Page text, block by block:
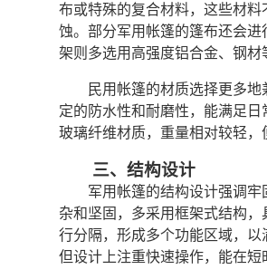
布或特殊的复合材料，这些材
蚀。部分军用帐篷的篷布还会
架则多选用高强度铝合金、钢
民用帐篷的材质选择更多
定的防水性和耐磨性，能满足
玻璃纤维材质，重量相对较轻
三、结构设计
军用帐篷的结构设计强调
杂和坚固，多采用框架式结构
行分隔，形成多个功能区域，
但设计上注重快速操作，能在